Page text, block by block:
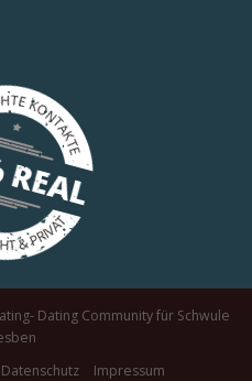
Dating Community für Schwule
Datenschutz Impressum